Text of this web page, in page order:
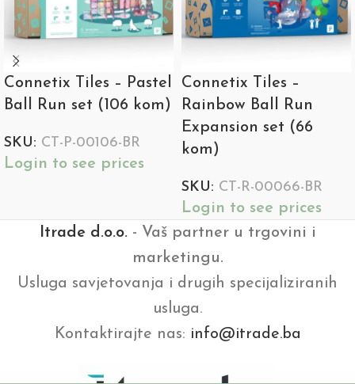
Connetix Tiles – Pastel
Ball Run set (106 kom)
SKU: CT-P-00106-BR
Login to see prices
Connetix Tiles –
Rainbow Ball Run
Expansion set (66
kom)
SKU: CT-R-00066-BR
Login to see prices
Itrade d.o.o.- Vaš partner u trgovini i
marketingu.
Usluga savjetovanja i drugih specijaliziranih
usluga.
Kontaktirajte nas: info@itrade.ba